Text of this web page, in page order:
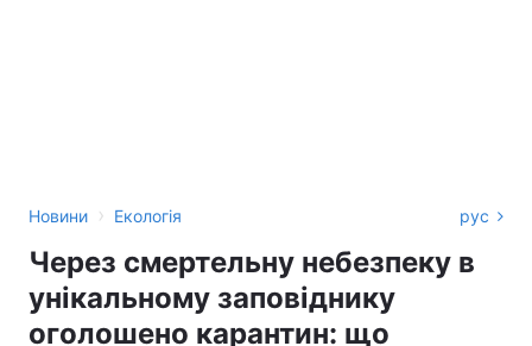
Новини › Екологія рус
Через смертельну небезпеку в
унікальному заповіднику
оголошено карантин: що